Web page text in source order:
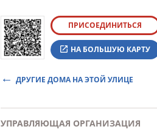
ПРИСОЕДИНИТЬСЯ
НА БОЛЬШУЮ КАРТУ
ДРУГИЕ ДОМА НА ЭТОЙ УЛИЦЕ
УПРАВЛЯЮЩАЯ ОРГАНИЗАЦИЯ